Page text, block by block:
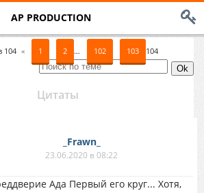
AP PRODUCTION
104 « 1 2 … 102 103 104
Цитаты
_Frawn_
23.06.2020 в 08:22
Ада Первый его круг... Хотя,